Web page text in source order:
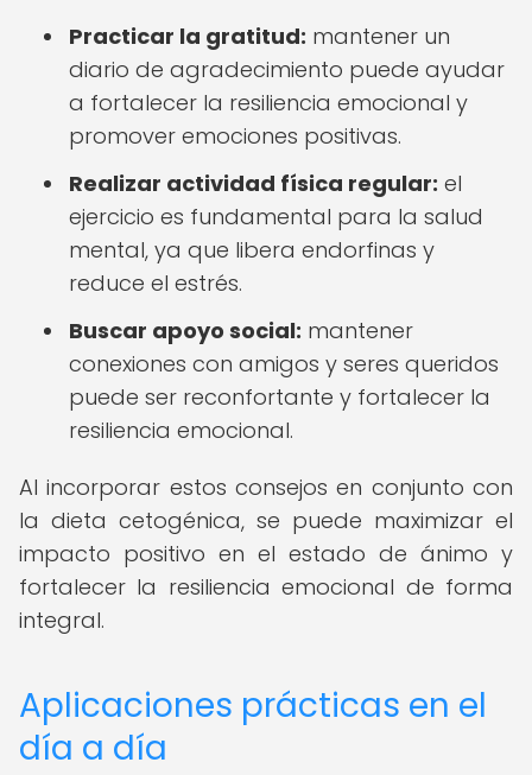
Practicar la gratitud: mantener un
diario de agradecimiento puede ayudar
a fortalecer la resiliencia emocional y
promover emociones positivas.
Realizar actividad física regular: el
ejercicio es fundamental para la salud
mental, ya que libera endorfinas y
reduce el estrés.
Buscar apoyo social: mantener
conexiones con amigos y seres queridos
puede ser reconfortante y fortalecer la
resiliencia emocional.
Al incorporar estos consejos en conjunto con
la dieta cetogénica, se puede maximizar el
impacto positivo en el estado de ánimo y
fortalecer la resiliencia emocional de forma
integral.
Aplicaciones prácticas en el
día a día